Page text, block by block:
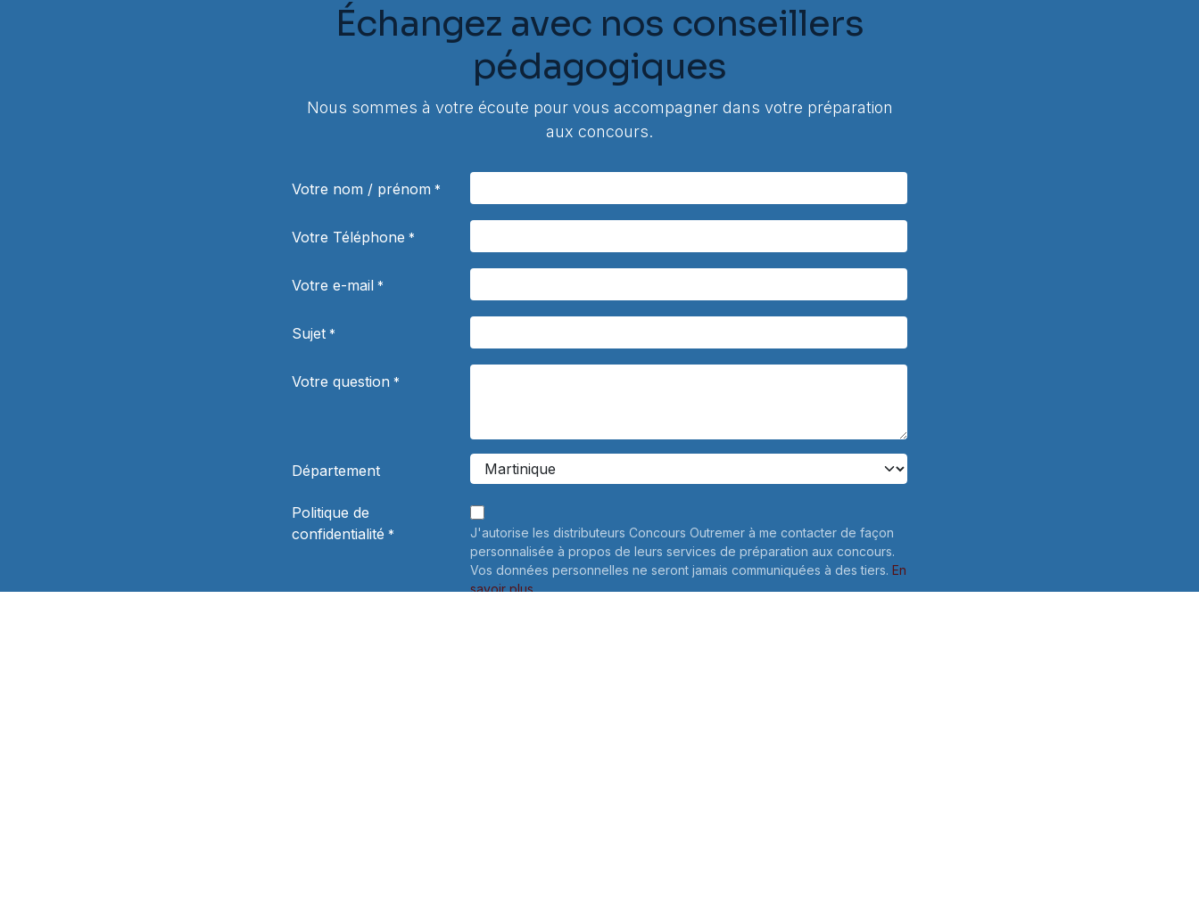
Échangez avec nos conseillers
pédagogiques
Nous sommes à votre écoute pour vous accompagner dans votre préparation
aux concours.
Votre nom / prénom *
Votre Téléphone *
Votre e-mail *
Sujet *
Votre question *
Département
Politique de
confidentialité *
J'autorise les distributeurs Concours Outremer à me contacter de façon
personnalisée à propos de leurs services de préparation aux concours.
Vos données personnelles ne seront jamais communiquées à des tiers. En
savoir plus